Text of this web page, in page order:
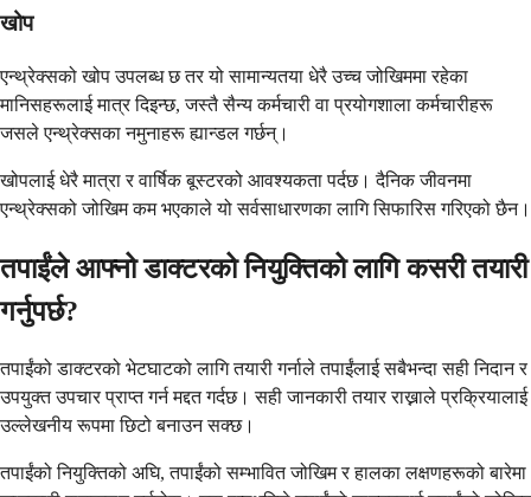
खोप
एन्थ्रेक्सको खोप उपलब्ध छ तर यो सामान्यतया धेरै उच्च जोखिममा रहेका
मानिसहरूलाई मात्र दिइन्छ, जस्तै सैन्य कर्मचारी वा प्रयोगशाला कर्मचारीहरू
जसले एन्थ्रेक्सका नमुनाहरू ह्यान्डल गर्छन्।
खोपलाई धेरै मात्रा र वार्षिक बूस्टरको आवश्यकता पर्दछ। दैनिक जीवनमा
एन्थ्रेक्सको जोखिम कम भएकाले यो सर्वसाधारणका लागि सिफारिस गरिएको छैन।
तपाईंले आफ्नो डाक्टरको नियुक्तिको लागि कसरी तयारी
गर्नुपर्छ?
तपाईंको डाक्टरको भेटघाटको लागि तयारी गर्नाले तपाईंलाई सबैभन्दा सही निदान र
उपयुक्त उपचार प्राप्त गर्न मद्दत गर्दछ। सही जानकारी तयार राख्नाले प्रक्रियालाई
उल्लेखनीय रूपमा छिटो बनाउन सक्छ।
तपाईंको नियुक्तिको अघि, तपाईंको सम्भावित जोखिम र हालका लक्षणहरूको बारेमा